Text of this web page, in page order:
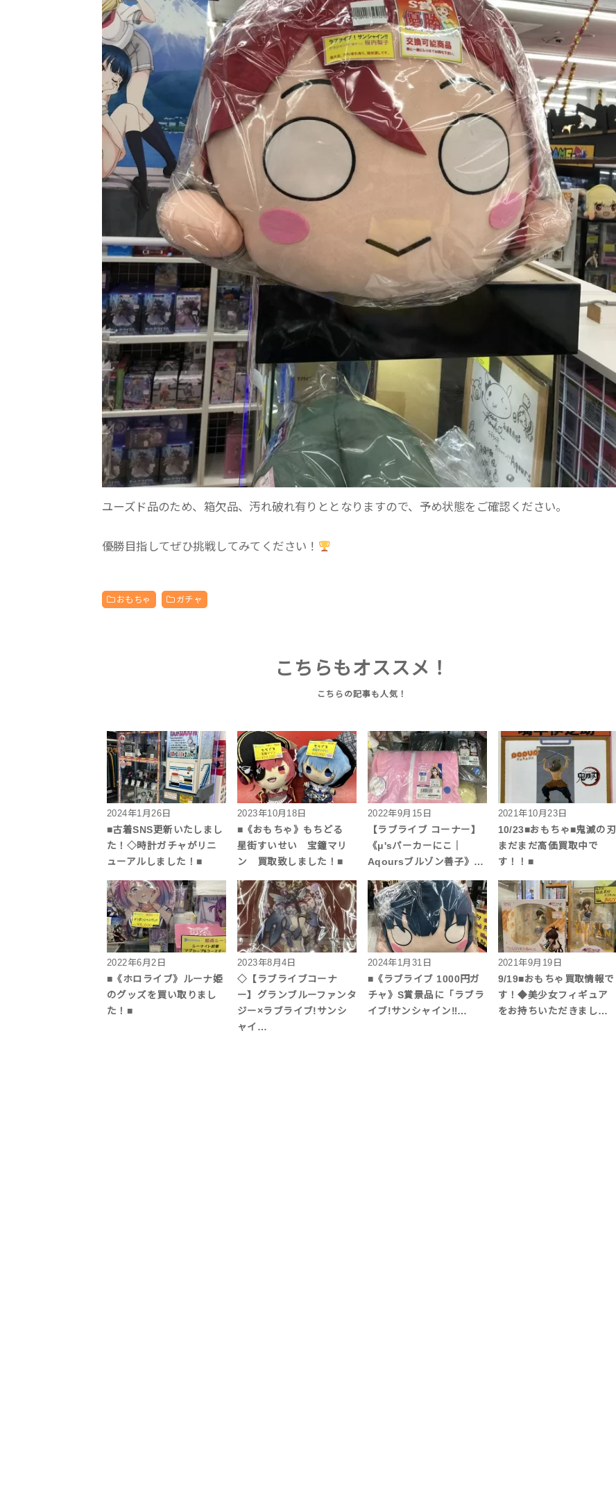
ユーズド品のため、箱欠品、汚れ破れ有りととなりますので、予め状態をご確認ください。
優勝目指してぜひ挑戦してみてください！
おもちゃ ガチャ
こちらもオススメ！
2024年1月26日
■古着SNS更新いたしまし
た！◇時計ガチャがリニ
ューアルしました！■
2023年10月18日
■《おもちゃ》もちどる
星街すいせい 宝鐘マリ
ン 買取致しました！■
2022年9月15日
【ラブライブ コーナー】
《μ'sパーカーにこ｜
Aqoursブルゾン善子》…
2021年10月23日
10/23■おもちゃ■鬼滅の刃
まだまだ高価買取中で
す！！■
2022年6月2日
■《ホロライブ》ルーナ姫
のグッズを買い取りまし
た！■
2023年8月4日
◇【ラブライブコーナ
ー】グランブルーファンタ
ジー×ラブライブ!サンシ
ャイ…
2024年1月31日
■《ラブライブ 1000円ガ
チャ》S賞景品に「ラブラ
イブ!サンシャイン‼…
2021年9月19日
9/19■おもちゃ買取情報で
す！◆美少女フィギュア
をお持ちいただきまし…